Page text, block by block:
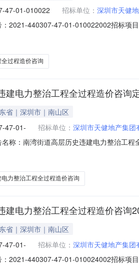
47-01-010022 招标单位： 深圳市天健
2021-440307-47-01-010022002招标项
招标中标人：深圳市建星项目管理顾问
过程造价咨询
建电力整治工程全过程造价咨询
省｜深圳市｜南山区
47-01- 招标单位： 深圳市天健地产集团
称：南湾街道高层历史违建电力整治工
定标结果列表第1大轮投票表编
力整治工程全过程造价咨询
建电力整治工程全过程造价咨询
省｜深圳市｜南山区
47-01- 招标单位： 深圳市天健地产集团
2021-440307-47-01-010024002招标项